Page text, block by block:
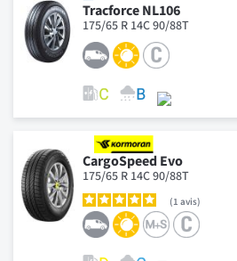
Tracforce NL106
175/65 R 14C 90/88T
CargoSpeed Evo
175/65 R 14C 90/88T
1 avis